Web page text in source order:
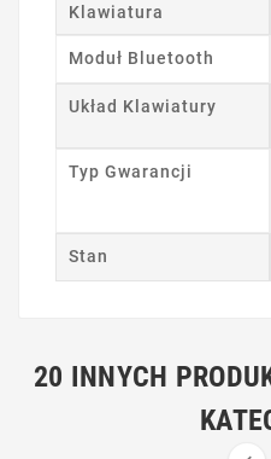
Klawiatura
Moduł Bluetooth
Układ Klawiatury
Typ Gwarancji
Stan
20 INNYCH